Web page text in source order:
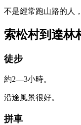
不是經常跑山路的人
索松村到達林
徒步
約2—3小時。
沿途風景很好。
拼車